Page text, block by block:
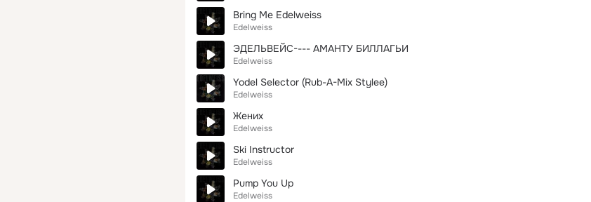
Bring Me Edelweiss
Edelweiss
ЭДЕЛЬВЕЙС---- АМАНТУ БИЛЛАГЬИ
Edelweiss
Yodel Selector (Rub-A-Mix Stylee)
Edelweiss
Жених
Edelweiss
Ski Instructor
Edelweiss
Pump You Up
Edelweiss